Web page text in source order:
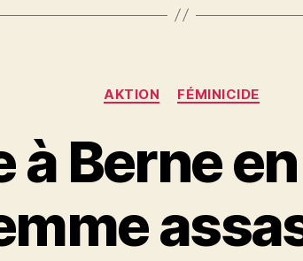
Catégories
AKTION FÉMINICIDE
à Berne